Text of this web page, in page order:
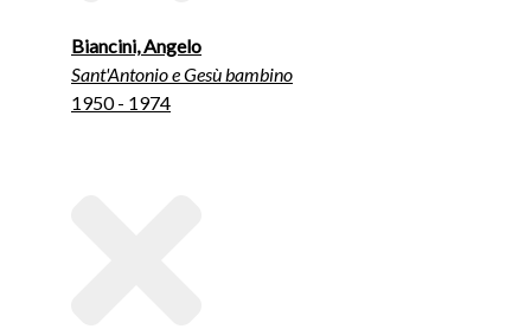
Biancini, Angelo
Sant'Antonio e Gesù bambino
1950 - 1974